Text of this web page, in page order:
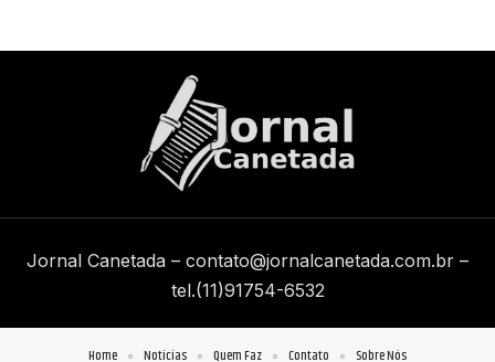
Jornal Canetada – contato@jornalcanetada.com.br –
tel.(11)91754-6532
Home Notícias Quem Faz Contato Sobre Nós